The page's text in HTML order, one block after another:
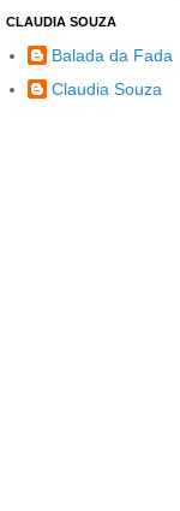
CLAUDIA SOUZA
Balada da Fada
Claudia Souza